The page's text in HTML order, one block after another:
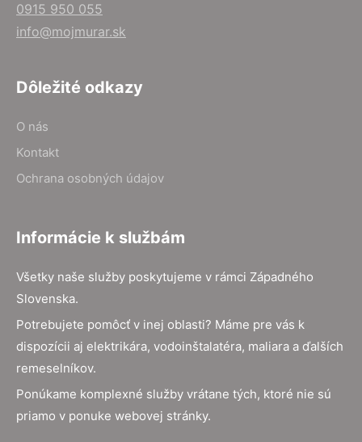
0915 950 055
info@mojmurar.sk
Dôležité odkazy
O nás
Kontakt
Ochrana osobných údajov
Informácie k službám
Všetky naše služby poskytujeme v rámci Západného
Slovenska.
Potrebujete pomôcť v inej oblasti? Máme pre vás k
dispozícii aj elektrikára, vodoinštalatéra, maliara a ďalších
remeselníkov.
Ponúkame komplexné služby vrátane tých, ktoré nie sú
priamo v ponuke webovej stránky.